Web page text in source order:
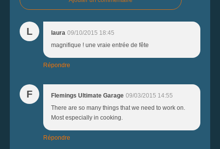
L laura 09/10/2015 18:45
magnifique ! une vraie entrée de fête
Répondre
F Flemings Ultimate Garage 09/03/2015 14:55
There are so many things that we need to work on.
Most especially in cooking.
Répondre